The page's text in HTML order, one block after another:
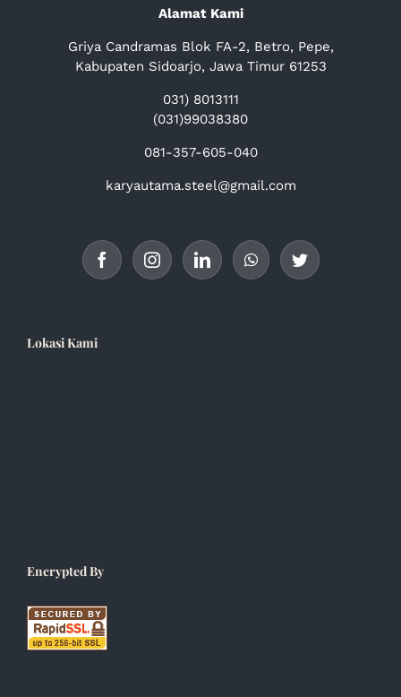
Alamat Kami
Griya Candramas Blok FA-2, Betro, Pepe,
Kabupaten Sidoarjo, Jawa Timur 61253
031) 8013111
(031)99038380
081-357-605-040
karyautama.steel@gmail.com
Lokasi Kami
Encrypted By